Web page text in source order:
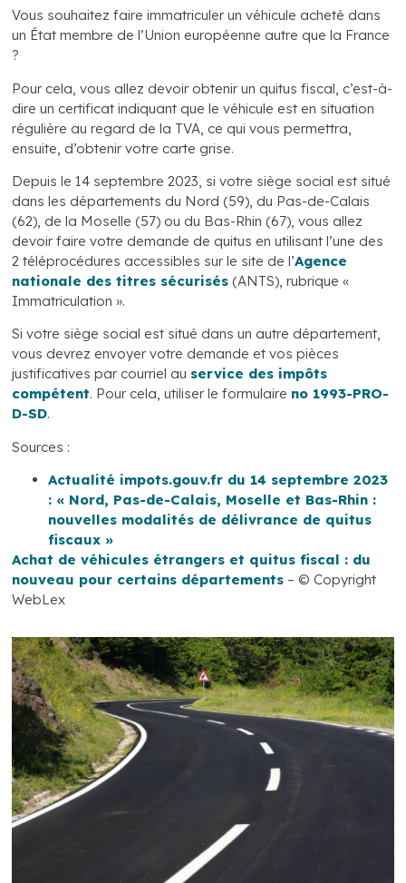
Vous souhaitez faire immatriculer un véhicule acheté dans
un État membre de l’Union européenne autre que la France
?
Pour cela, vous allez devoir obtenir un quitus fiscal, c’est-à-
dire un certificat indiquant que le véhicule est en situation
régulière au regard de la TVA, ce qui vous permettra,
ensuite, d’obtenir votre carte grise.
Depuis le 14 septembre 2023, si votre siège social est situé
dans les départements du Nord (59), du Pas-de-Calais
(62), de la Moselle (57) ou du Bas-Rhin (67), vous allez
devoir faire votre demande de quitus en utilisant l’une des
2 téléprocédures accessibles sur le site de l’Agence
nationale des titres sécurisés (ANTS), rubrique «
Immatriculation ».
Si votre siège social est situé dans un autre département,
vous devrez envoyer votre demande et vos pièces
justificatives par courriel au service des impôts
compétent. Pour cela, utiliser le formulaire no 1993-PRO-
D-SD.
Sources :
Actualité impots.gouv.fr du 14 septembre 2023
: « Nord, Pas-de-Calais, Moselle et Bas-Rhin :
nouvelles modalités de délivrance de quitus
fiscaux »
Achat de véhicules étrangers et quitus fiscal : du
nouveau pour certains départements – © Copyright
WebLex